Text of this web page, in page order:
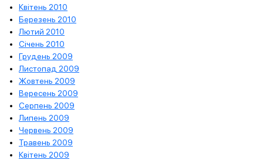
Квітень 2010
Березень 2010
Лютий 2010
Січень 2010
Грудень 2009
Листопад 2009
Жовтень 2009
Вересень 2009
Серпень 2009
Липень 2009
Червень 2009
Травень 2009
Квітень 2009